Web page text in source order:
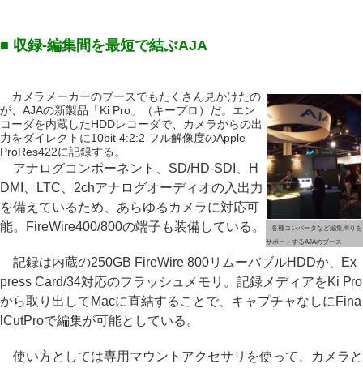
■ 収録-編集間を最短で結ぶAJA
各種コンバータなど編集周りを
サポートするAJAのブース
カメラメーカーのブースでもたくさん見かけたの
が、AJAの新製品「Ki Pro」（キープロ）だ。エン
コーダを内蔵したHDDレコーダで、カメラからの出
力をダイレクトに10bit 4:2:2 フル解像度のApple
ProRes422に記録する。
アナログコンポーネント、SD/HD-SDI、H
DMI、LTC、2chアナログオーディオの入出力
を備えているため、あらゆるカメラに対応可
能。FireWire400/800の端子も装備している。
記録は内蔵の250GB FireWire 800リムーバブルHDDか、Ex
press Card/34対応のフラッシュメモリ。記録メディアをKi Pro
から取り出してMacに直結することで、キャプチャなしにFina
lCutProで編集が可能としている。
使い方としては専用マウントアクセサリを使って、カメラと